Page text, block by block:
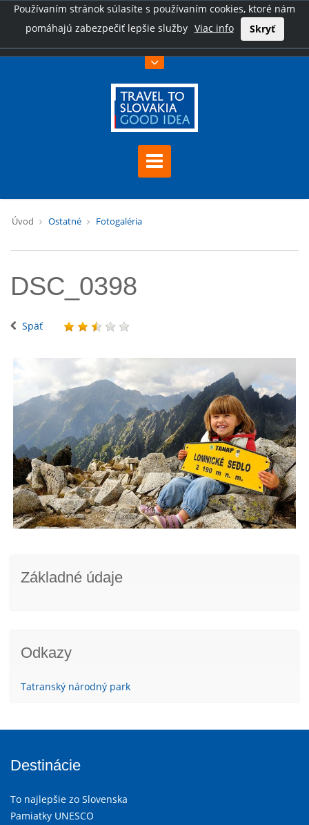
Používaním stránok súlasíte s používaním cookies, ktoré nám
pomáhajú zabezpečiť lepšie služby Viac info Skryť
Úvod Ostatné Fotogaléria
DSC_0398
Späť
Základné údaje
Odkazy
Tatranský národný park
Destinácie
To najlepšie zo Slovenska
Pamiatky UNESCO